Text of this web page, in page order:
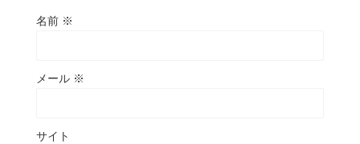
名前 ※
メール ※
サイト